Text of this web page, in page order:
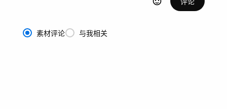
素材评论 与我相关